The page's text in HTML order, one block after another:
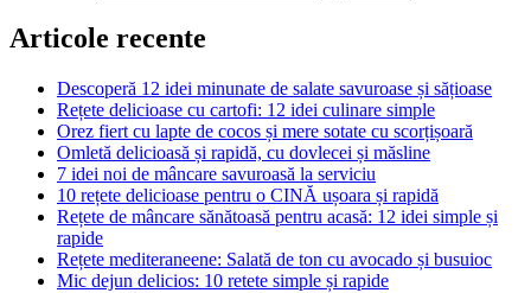
Articole recente
Descoperă 12 idei minunate de salate savuroase și sățioase
Rețete delicioase cu cartofi: 12 idei culinare simple
Orez fiert cu lapte de cocos și mere sotate cu scorțișoară
Omletă delicioasă și rapidă, cu dovlecei și măsline
7 idei noi de mâncare savuroasă la serviciu
10 rețete delicioase pentru o CINĂ ușoara și rapidă
Rețete de mâncare sănătoasă pentru acasă: 12 idei simple și
rapide
Rețete mediteraneene: Salată de ton cu avocado și busuioc
Mic dejun delicios: 10 retete simple și rapide